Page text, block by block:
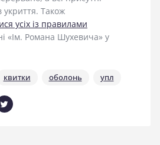
укриття. Також
усіх із правилами
«Ім. Романа Шухевича» у
квитки оболонь упл